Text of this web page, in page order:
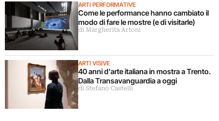
ARTI PERFORMATIVE
Come le performance hanno cambiato il
modo di fare le mostre (e di visitarle)
di Margherita Artoni
ARTI VISIVE
40 anni d’arte italiana in mostra a Trento.
Dalla Transavanguardia a oggi
di Stefano Castelli